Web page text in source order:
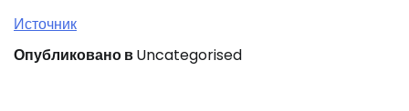
Источник
Опубликовано вUncategorised